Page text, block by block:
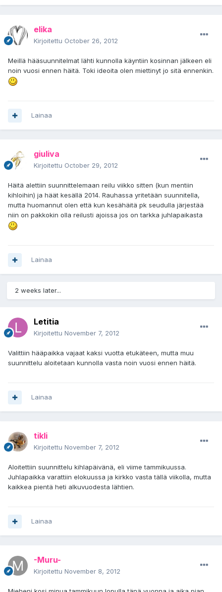
elika
Kirjoitettu October 26, 2012
Meillä hääsuunnitelmat lähti kunnolla käyntiin kosinnan jälkeen eli
noin vuosi ennen häitä. Toki ideoita olen miettinyt jo sitä ennenkin.
Lainaa
giuliva
Kirjoitettu October 29, 2012
Häitä alettiin suunnittelemaan reilu viikko sitten (kun mentiin
kihloihin) ja häät kesällä 2014. Rauhassa yritetään suunnitella,
mutta huomannut olen että kun kesähäitä pk seudulla järjestää
niin on pakkokin olla reilusti ajoissa jos on tarkka juhlapaikasta
Lainaa
2 weeks later...
Letitia
Kirjoitettu November 7, 2012
Valittiin hääpaikka vajaat kaksi vuotta etukäteen, mutta muu
suunnittelu aloitetaan kunnolla vasta noin vuosi ennen häitä.
Lainaa
tikli
Kirjoitettu November 7, 2012
Aloitettiin suunnittelu kihlapäivänä, eli viime tammikuussa.
Juhlapaikka varattiin elokuussa ja kirkko vasta tällä viikolla, mutta
kaikkea pientä heti alkuvuodesta lähtien.
Lainaa
-Muru-
Kirjoitettu November 8, 2012